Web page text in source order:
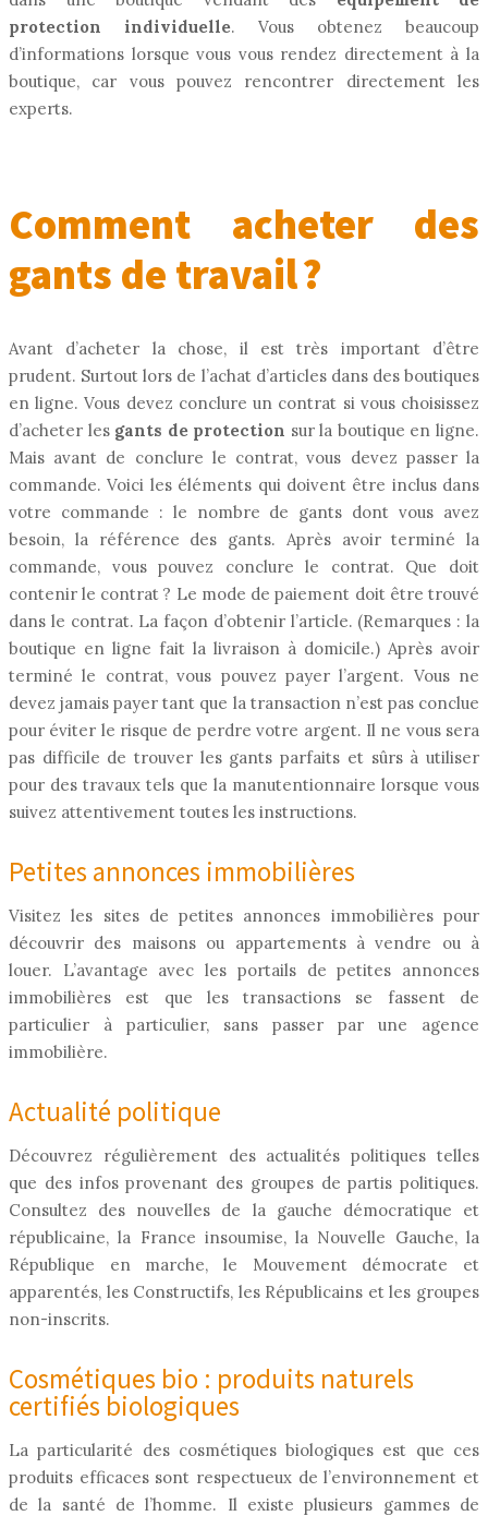
protection individuelle. Vous obtenez beaucoup
d’informations lorsque vous vous rendez directement à la
boutique, car vous pouvez rencontrer directement les
experts.
Comment acheter des
gants de travail ?
Avant d’acheter la chose, il est très important d’être
prudent. Surtout lors de l’achat d’articles dans des boutiques
en ligne. Vous devez conclure un contrat si vous choisissez
d’acheter les gants de protection sur la boutique en ligne.
Mais avant de conclure le contrat, vous devez passer la
commande. Voici les éléments qui doivent être inclus dans
votre commande : le nombre de gants dont vous avez
besoin, la référence des gants. Après avoir terminé la
commande, vous pouvez conclure le contrat. Que doit
contenir le contrat ? Le mode de paiement doit être trouvé
dans le contrat. La façon d’obtenir l’article. (Remarques : la
boutique en ligne fait la livraison à domicile.) Après avoir
terminé le contrat, vous pouvez payer l’argent. Vous ne
devez jamais payer tant que la transaction n’est pas conclue
pour éviter le risque de perdre votre argent. Il ne vous sera
pas difficile de trouver les gants parfaits et sûrs à utiliser
pour des travaux tels que la manutentionnaire lorsque vous
suivez attentivement toutes les instructions.
Petites annonces immobilières
Visitez les sites de petites annonces immobilières pour
découvrir des maisons ou appartements à vendre ou à
louer. L’avantage avec les portails de petites annonces
immobilières est que les transactions se fassent de
particulier à particulier, sans passer par une agence
immobilière.
Actualité politique
Découvrez régulièrement des actualités politiques telles
que des infos provenant des groupes de partis politiques.
Consultez des nouvelles de la gauche démocratique et
républicaine, la France insoumise, la Nouvelle Gauche, la
République en marche, le Mouvement démocrate et
apparentés, les Constructifs, les Républicains et les groupes
non-inscrits.
Cosmétiques bio : produits naturels
certifiés biologiques
La particularité des cosmétiques biologiques est que ces
produits efficaces sont respectueux de l’environnement et
de la santé de l’homme. Il existe plusieurs gammes de